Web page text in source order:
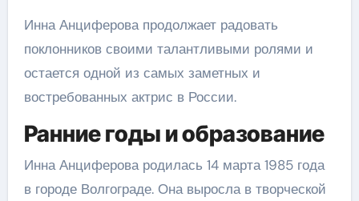
Инна Анциферова продолжает радовать
поклонников своими талантливыми ролями и
остается одной из самых заметных и
востребованных актрис в России.
Ранние годы и образование
Инна Анциферова родилась 14 марта 1985 года
в городе Волгограде. Она выросла в творческой